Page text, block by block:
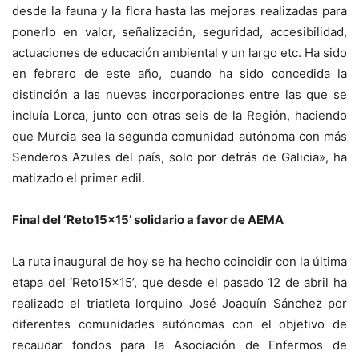
desde la fauna y la flora hasta las mejoras realizadas para
ponerlo en valor, señalización, seguridad, accesibilidad,
actuaciones de educación ambiental y un largo etc. Ha sido
en febrero de este año, cuando ha sido concedida la
distinción a las nuevas incorporaciones entre las que se
incluía Lorca, junto con otras seis de la Región, haciendo
que Murcia sea la segunda comunidad autónoma con más
Senderos Azules del país, solo por detrás de Galicia», ha
matizado el primer edil.
Final del ‘Reto15x15’ solidario a favor de AEMA
La ruta inaugural de hoy se ha hecho coincidir con la última
etapa del ‘Reto15x15’, que desde el pasado 12 de abril ha
realizado el triatleta lorquino José Joaquín Sánchez por
diferentes comunidades autónomas con el objetivo de
recaudar fondos para la Asociación de Enfermos de